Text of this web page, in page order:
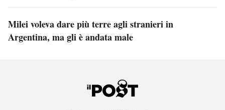
Milei voleva dare più terre agli stranieri in
Argentina, ma gli è andata male